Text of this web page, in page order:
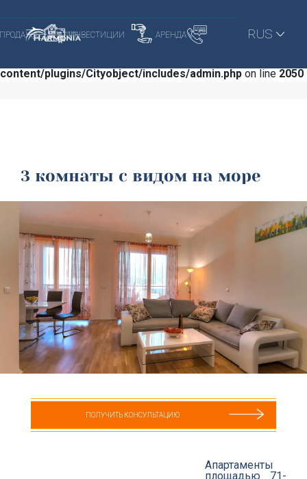
ПРОДАЖА ИНВЕСТИЦИИ АРЕНДА RUS
Warning
: Trying to access array offset on null in
/home/u757835421/domains/harmonia-
content/plugins/Cityobject/includes/admin.php on line 2050
3 комнаты с видом на море
ПОЛУЧИТЬ КОНСУЛЬТАЦИЮ
Апартаменты
площадью 71-